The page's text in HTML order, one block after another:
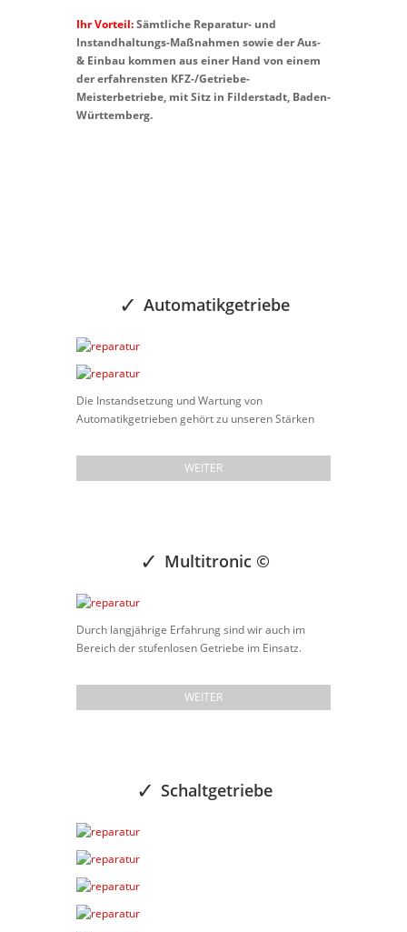
Ihr Vorteil:Sämtliche Reparatur- und
Instandhaltungs-Maßnahmen sowie der Aus-
& Einbau kommen aus einer Hand von einem
der erfahrensten KFZ-/Getriebe-
Meisterbetriebe, mit Sitz in Filderstadt, Baden-
Württemberg.
Automatikgetriebe
Die Instandsetzung und Wartung von
Automatikgetrieben gehört zu unseren Stärken
WEITER
Multitronic ©
Durch langjährige Erfahrung sind wir auch im
Bereich der stufenlosen Getriebe im Einsatz.
WEITER
Schaltgetriebe